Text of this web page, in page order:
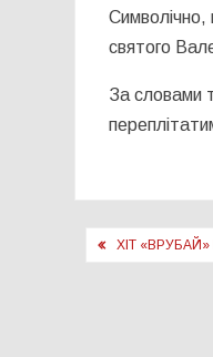
Символічно,
святого
За словами
Навігація
ХІТ